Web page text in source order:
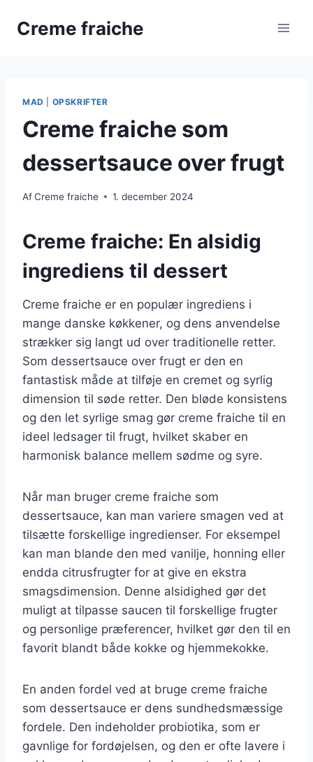
Creme fraiche
MAD OPSKRIFTER
Creme fraiche som
dessertsauce over frugt
AfCreme fraiche 1. december 2024
Creme fraiche: En alsidig
ingrediens til dessert
Creme fraiche er en populær ingrediens i
mange danske køkkener, og dens anvendelse
strækker sig langt ud over traditionelle retter.
Som dessertsauce over frugt er den en
fantastisk måde at tilføje en cremet og syrlig
dimension til søde retter. Den bløde konsistens
og den let syrlige smag gør creme fraiche til en
ideel ledsager til frugt, hvilket skaber en
harmonisk balance mellem sødme og syre.
Når man bruger creme fraiche som
dessertsauce, kan man variere smagen ved at
tilsætte forskellige ingredienser. For eksempel
kan man blande den med vanilje, honning eller
endda citrusfrugter for at give en ekstra
smagsdimension. Denne alsidighed gør det
muligt at tilpasse saucen til forskellige frugter
og personlige præferencer, hvilket gør den til en
favorit blandt både kokke og hjemmekokke.
En anden fordel ved at bruge creme fraiche
som dessertsauce er dens sundhedsmæssige
fordele. Den indeholder probiotika, som er
gavnlige for fordøjelsen, og den er ofte lavere i